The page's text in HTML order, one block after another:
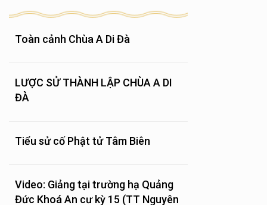
Toàn cảnh Chùa A Di Đà
LƯỢC SỬ THÀNH LẬP CHÙA A DI
ĐÀ
Tiểu sử cố Phật tử Tâm Biên
Video: Giảng tại trường hạ Quảng
Đức Khoá An cư kỳ 15 (TT Nguyên